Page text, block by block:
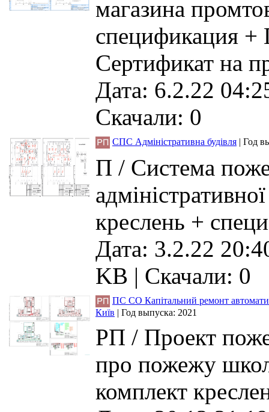
магазина
спецификация +
Сертификат на
Дата: 6.2.22
Скачали: 0
СПС Адміністративна будівля | Год
П / Система
креслень +
Дата: 3.2.22
KB | Скачали: 0
ПС СО Капітальний ремонт
Київ | Год выпуска: 2021
РП / Проект
про пожежу
комплект